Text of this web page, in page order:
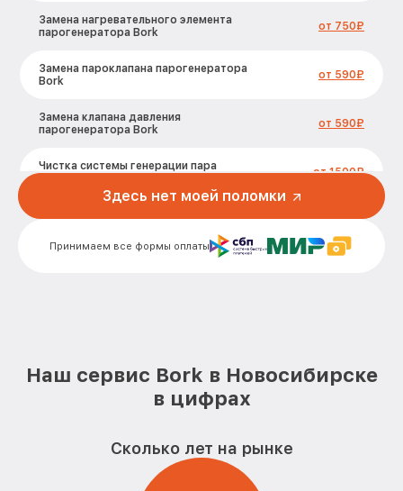
Замена нагревательного элемента
парогенератора Bork
от 750₽
Замена пароклапана парогенератора
Bork
от 590₽
Замена клапана давления
парогенератора Bork
от 590₽
Чистка системы генерации пара
от 1500₽
от 550₽
Замена шнура питания парогенератора
Bork
от 590₽
Восстановление электроклапана
парогенератора Bork
Принимаем все формы оплаты
Здесь нет моей поломки
Наш сервис Bork в Новосибирске
в цифрах
Сколько лет на рынке